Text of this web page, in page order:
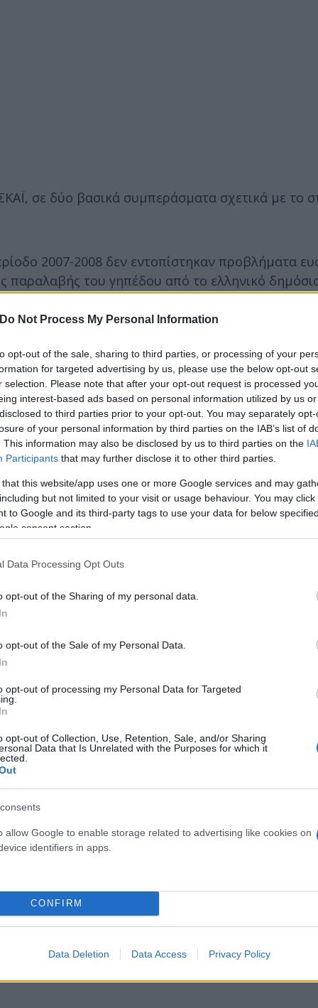
Do Not Process My Personal Information
opt-out of the sale, sharing to third parties, or processing of your
for targeted advertising by us, please use the below opt-out
selection. Please note that after your opt-out request is processed
interest-based ads based on personal information utilized by us
to third parties prior to your opt-out. You may separately
of your personal information by third parties on the IAB’s list of
This information may also be disclosed by us to third parties on the
Participants that may further disclose it to other third parties.
that this website/app uses one or more Google services and may
but not limited to your visit or usage behaviour. You may
to Google and its third-party tags to use your data for below
consent section.
Data Processing Opt Outs
opt-out of the Sharing of my personal data.
opt-out of the Sale of my Personal Data.
opt-out of processing my Personal Data for Targeted
opt-out of Collection, Use, Retention, Sale, and/or Sharing
Data that Is Unrelated with the Purposes for which it
allow Google to enable storage related to advertising like cookies on
identifiers in apps.
CONFIRM
Data Deletion Data Access Privacy Policy
σε δύο βασικά συμπεράσματα σχετικά με το
2007-2008 δεν εντοπίστηκαν προβλήματα
παραλαβής του γηπέδου από το ελληνικό
σοβαρότερα προβλήματα λόγω έλλειψης
το συντομότερο δυνατόν, κρούοντας το
βαφή και διάφορες κακοτεχνίες.
ίδια εταιρεία, τη ΔΟΜΗ ΑΕ και
μόνο την μεταλλική κατασκευή Καλατράβα. Η
ανταποκρίνεται στο ελάχιστο επιτρεπόμενο
από την κατασκευή του μεταλλικού